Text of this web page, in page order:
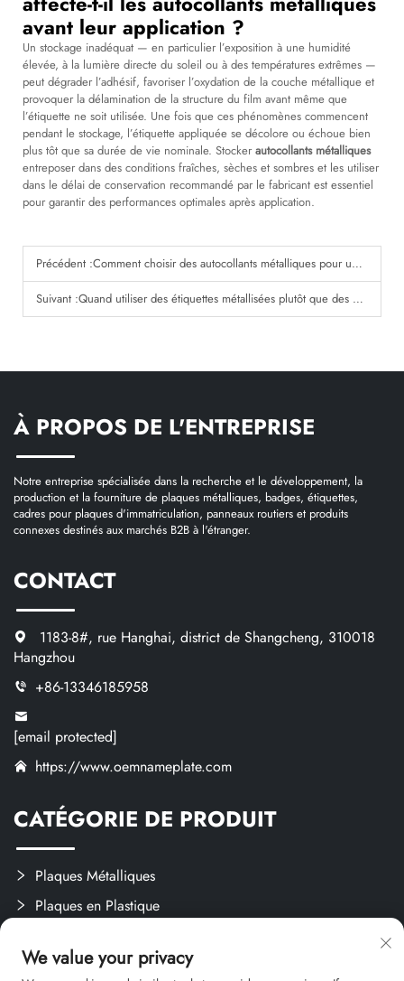
avant leur application ?
Un stockage inadéquat — en particulier l’exposition à une humidité
élevée, à la lumière directe du soleil ou à des températures extrêmes —
peut dégrader l’adhésif, favoriser l’oxydation de la couche métallique et
provoquer la délamination de la structure du film avant même que
l’étiquette ne soit utilisée. Une fois que ces phénomènes commencent
pendant le stockage, l’étiquette appliquée se décolore ou échoue bien
plus tôt que sa durée de vie nominale. Stockerautocollants métalliques
entreposer dans des conditions fraîches, sèches et sombres et les utiliser
dans le délai de conservation recommandé par le fabricant est essentiel
pour garantir des performances optimales après application.
Précédent :Comment choisir des autocollants métalliques pour une utilisation en extérieur ?
Suivant :Quand utiliser des étiquettes métallisées plutôt que des étiquettes classiques ?
À PROPOS DE L'ENTREPRISE
Notre entreprise spécialisée dans la recherche et le développement, la
production et la fourniture de plaques métalliques, badges, étiquettes,
cadres pour plaques d'immatriculation, panneaux routiers et produits
connexes destinés aux marchés B2B à l'étranger.
CONTACT
1183-8#, rue Hanghai, district de Shangcheng, 310018
Hangzhou
+86-13346185958
[email protected]
https://www.oemnameplate.com
CATÉGORIE DE PRODUIT
Plaques Métalliques
Plaques en Plastique
Créations Sur Mesure
We value your privacy